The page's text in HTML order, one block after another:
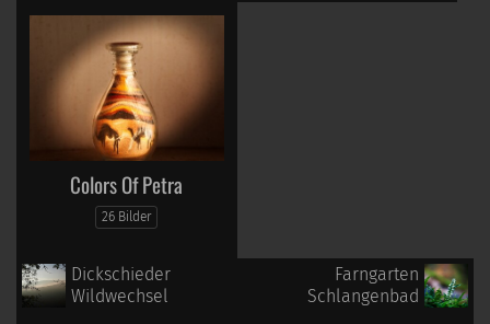
Colors Of Petra
26 Bilder
Dickschieder
Wildwechsel
Farngarten
Schlangenbad